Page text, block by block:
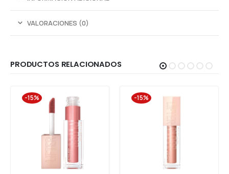
VALORACIONES (0)
PRODUCTOS RELACIONADOS
-15% -15%